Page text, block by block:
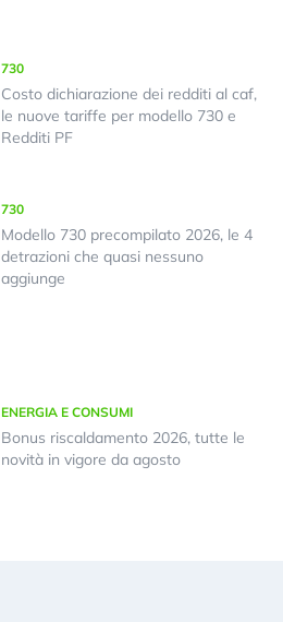
730
Costo dichiarazione dei redditi al caf,
le nuove tariffe per modello 730 e
Redditi PF
730
Modello 730 precompilato 2026, le 4
detrazioni che quasi nessuno
aggiunge
ENERGIA E CONSUMI
Bonus riscaldamento 2026, tutte le
novità in vigore da agosto